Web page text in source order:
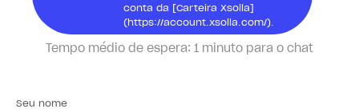
conta da [Carteira Xsolla]
(https://account.xsolla.com/).
Tempo médio de espera: 1 minuto para o chat
Seu nome